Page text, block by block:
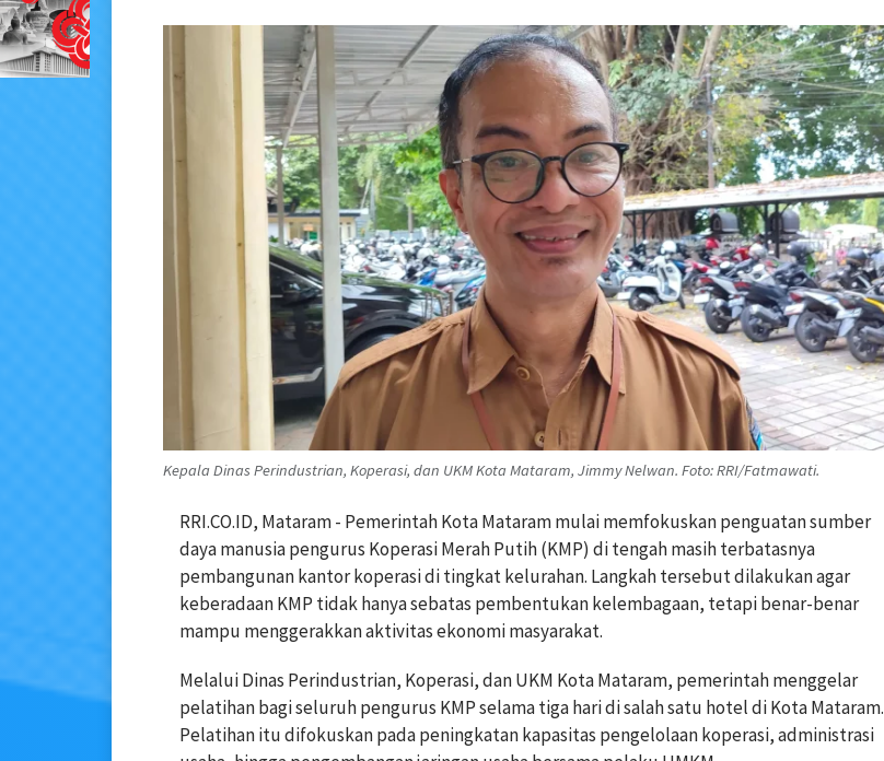
Kepala Dinas Perindustrian, Koperasi, dan UKM Kota Mataram, Jimmy Nelwan. Foto: RRI/Fatmawati.
RRI.CO.ID, Mataram - Pemerintah Kota Mataram mulai memfokuskan penguatan sumber
daya manusia pengurus Koperasi Merah Putih (KMP) di tengah masih terbatasnya
pembangunan kantor koperasi di tingkat kelurahan. Langkah tersebut dilakukan agar
keberadaan KMP tidak hanya sebatas pembentukan kelembagaan, tetapi benar-benar
mampu menggerakkan aktivitas ekonomi masyarakat.
Melalui Dinas Perindustrian, Koperasi, dan UKM Kota Mataram, pemerintah menggelar
pelatihan bagi seluruh pengurus KMP selama tiga hari di salah satu hotel di Kota Mataram.
Pelatihan itu difokuskan pada peningkatan kapasitas pengelolaan koperasi, administrasi